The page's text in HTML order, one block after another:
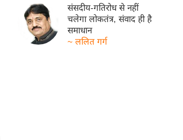
संसदीय-गतिरोध से नहीं
चलेगा लोकतंत्र, संवाद ही है
समाधान
~ ललित गर्ग